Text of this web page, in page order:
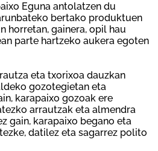
Eguna antolatzen du
bertako produktuen
horretan, gainera, opil hau
parte hartzeko aukera egoten
eta txorixoa dauzkan
gozotegietan eta
karapaixo gozoak ere
arrautzak eta almendra
gain, karapaixo begano eta
datilez eta sagarrez polito